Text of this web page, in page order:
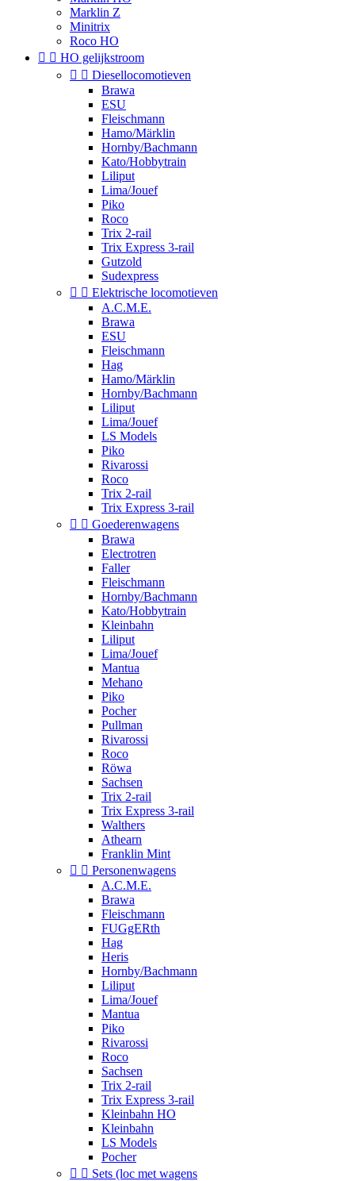
Marklin Z
Minitrix
Roco HO
  HO gelijkstroom
  Diesellocomotieven
Brawa
ESU
Fleischmann
Hamo/Märklin
Hornby/Bachmann
Kato/Hobbytrain
Liliput
Lima/Jouef
Piko
Roco
Trix 2-rail
Trix Express 3-rail
Gutzold
Sudexpress
  Elektrische locomotieven
A.C.M.E.
Brawa
ESU
Fleischmann
Hag
Hamo/Märklin
Hornby/Bachmann
Liliput
Lima/Jouef
LS Models
Piko
Rivarossi
Roco
Trix 2-rail
Trix Express 3-rail
  Goederenwagens
Brawa
Electrotren
Faller
Fleischmann
Hornby/Bachmann
Kato/Hobbytrain
Kleinbahn
Liliput
Lima/Jouef
Mantua
Mehano
Piko
Pocher
Pullman
Rivarossi
Roco
Röwa
Sachsen
Trix 2-rail
Trix Express 3-rail
Walthers
Athearn
Franklin Mint
  Personenwagens
A.C.M.E.
Brawa
Fleischmann
FUGgERth
Hag
Heris
Hornby/Bachmann
Liliput
Lima/Jouef
Mantua
Piko
Rivarossi
Roco
Sachsen
Trix 2-rail
Trix Express 3-rail
Kleinbahn HO
Kleinbahn
LS Models
Pocher
  Sets (loc met wagens